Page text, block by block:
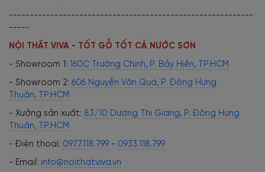
-----------------------------------------------------------
-----
NỘI THẤT VIVA - TỐT GỖ TỐT CẢ NƯỚC SƠN
- Showroom 1: 160C Trường Chinh, P. Bảy Hiền, TP.HCM
- Showroom 2: 606 Nguyễn Văn Quá, P. Đông Hưng
Thuận, TP.HCM
- Xưởng sản xuất: 83/10 Dương Thị Giang, P. Đông Hưng
Thuận, TP.HCM
- Điện thoại: 0977.118.799 - 0933.118.799
- Email: info@noithatviva.vn